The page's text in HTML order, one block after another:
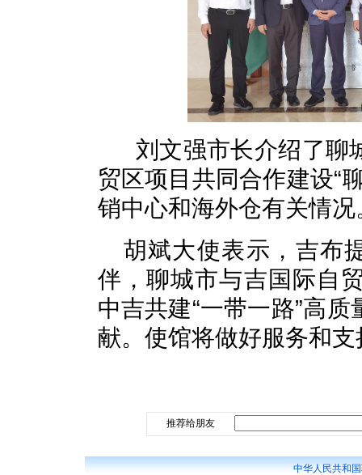
刘文强市长介绍了聊
贸区项目共同合作建设“
销中心和海外仓有关情况
胡斌大使表示，吉布
伴，聊城市与吉国际自
中吉共建“一带一路”高
献。使馆将做好服务和支
推荐给朋友
中华人民共和